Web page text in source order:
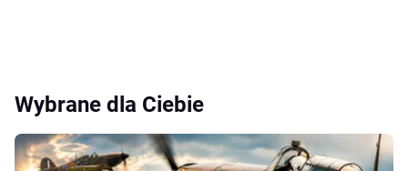
Wybrane dla Ciebie